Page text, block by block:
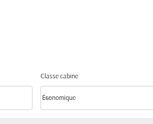
Classe cabine
Classe cabine option Économique Selected
Économique
keyboard_arrow_down